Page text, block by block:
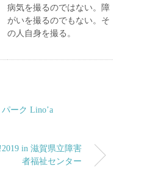
病気を撮るのではない。障
がいを撮るのでもない。そ
の人自身を撮る。
ーク Lino’a
in 滋賀県立障害
者福祉センター